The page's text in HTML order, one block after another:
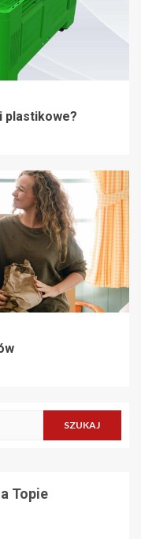
plastikowe?
Topie